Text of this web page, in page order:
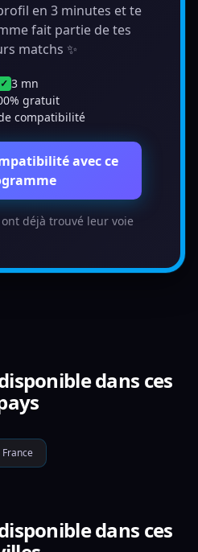
en 3 minutes et te
fait partie de tes
matchs ✨
✓ 3 mn
gratuit
compatibilité
avec ce
déjà trouvé leur voie
dans ces
France
dans ces